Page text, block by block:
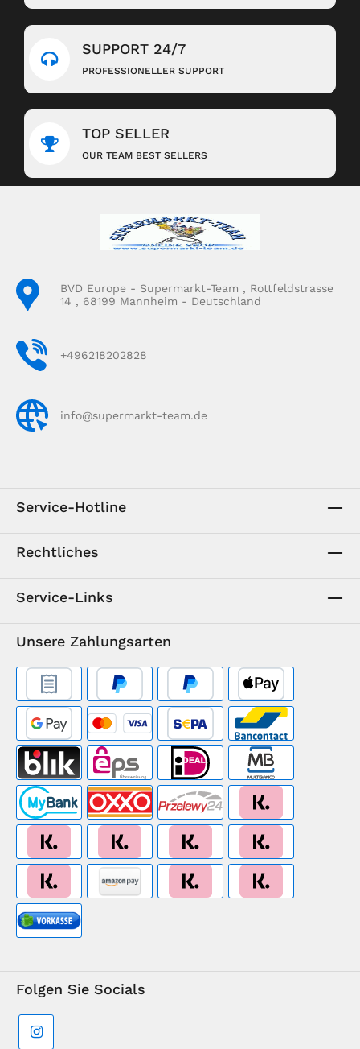
SUPPORT 24/7
PROFESSIONELLER SUPPORT
TOP SELLER
OUR TEAM BEST SELLERS
BVD Europe - Supermarkt-Team , Rottfeldstrasse
14 , 68199 Mannheim - Deutschland
+496218202828
info@supermarkt-team.de
Service-Hotline
Rechtliches
Service-Links
Unsere Zahlungsarten
Folgen Sie Socials